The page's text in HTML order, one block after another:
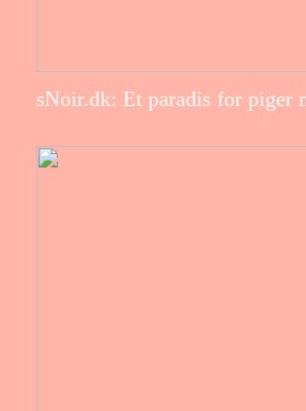
sNoir.dk: Et paradis for piger